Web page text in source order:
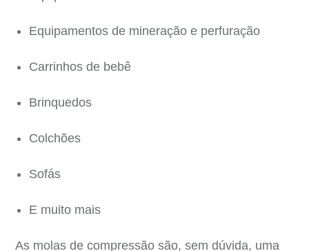
Equipamentos de mineração e perfuração
Carrinhos de bebê
Brinquedos
Colchões
Sofás
E muito mais
As molas de compressão são, sem dúvida, uma